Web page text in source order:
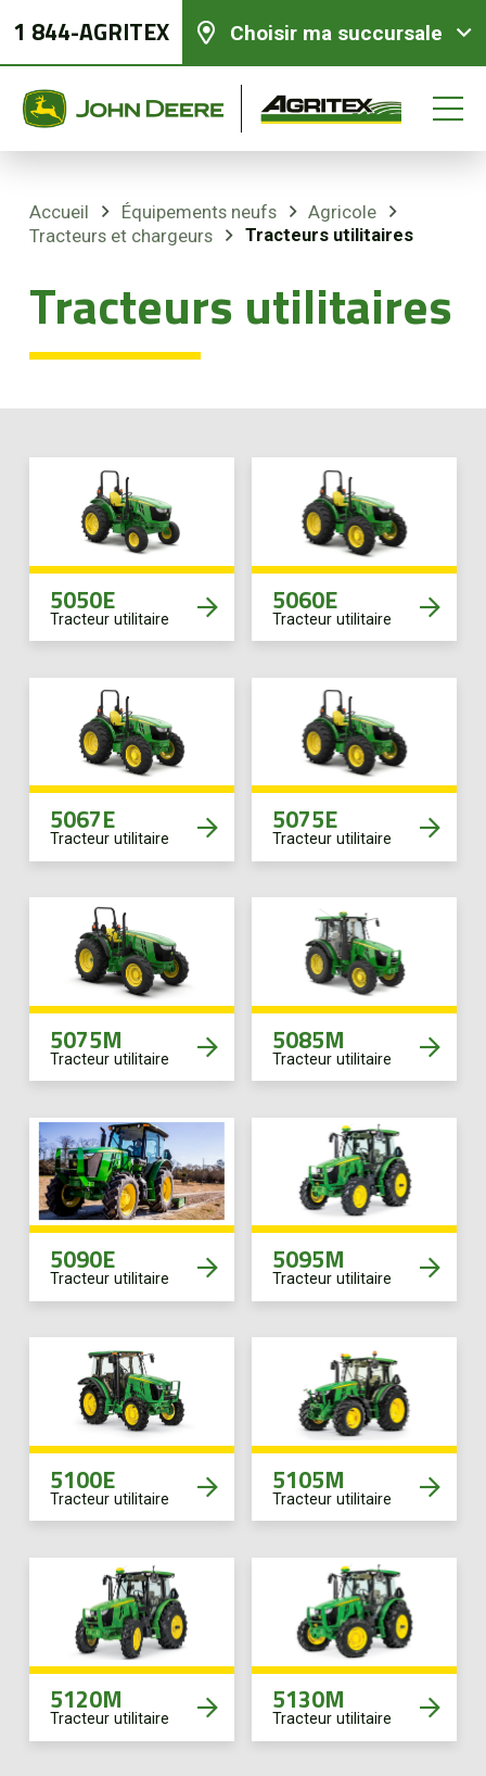
1 844-AGRITEX Choisir ma succursale
Accueil Équipements neufs
Agricole
Tracteurs et chargeurs
Tracteurs utilitaires
Tracteurs utilitaires
5050E
Tracteur utilitaire
5060E
Tracteur utilitaire
5067E
Tracteur utilitaire
5075E
Tracteur utilitaire
5075M
Tracteur utilitaire
5085M
Tracteur utilitaire
5090E
Tracteur utilitaire
5095M
Tracteur utilitaire
5100E
Tracteur utilitaire
5105M
Tracteur utilitaire
5120M
Tracteur utilitaire
5130M
Tracteur utilitaire
Équipements neufs
Équipements usagés
Agriculture de précision
Boutique
Portail client
Promotions
Carrières
Actualités
Nous joindre
EN